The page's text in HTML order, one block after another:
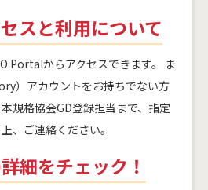
スと利用について
Portalからアクセスできます。 ま
）アカウントをお持ちでない方
規格協会GD登録担当まで、指定
、ご連絡ください。
細をチェック！